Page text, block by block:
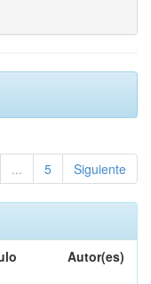
... 5 Siguiente
Autor(es)